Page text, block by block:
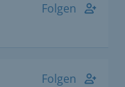
Folgen
Folgen